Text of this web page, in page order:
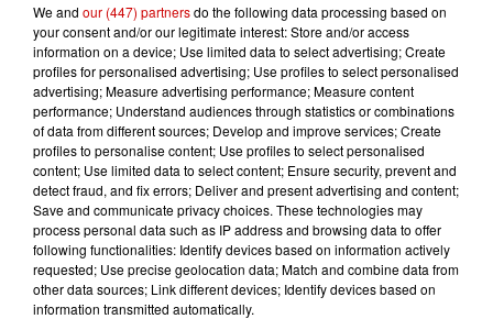
Le Duel - Gagnez vos entrées
pour l'un des zoos de nos
régions !
Destination Vacances - Gagnez
votre séjour en famille au cœur
de la...
We and our (447) partnersdo the following data processing based on
your consent and/or our legitimate interest: Store and/or access
information on a device; Use limited data to select advertising; Create
profiles for personalised advertising; Use profiles to select personalised
advertising; Measure advertising performance; Measure content
performance; Understand audiences through statistics or combinations
of data from different sources; Develop and improve services; Create
profiles to personalise content; Use profiles to select personalised
content; Use limited data to select content; Ensure security, prevent and
detect fraud, and fix errors; Deliver and present advertising and content;
Save and communicate privacy choices. These technologies may
process personal data such as IP address and browsing data to offer
following functionalities: Identify devices based on information actively
requested; Use precise geolocation data; Match and combine data from
other data sources; Link different devices; Identify devices based on
information transmitted automatically.